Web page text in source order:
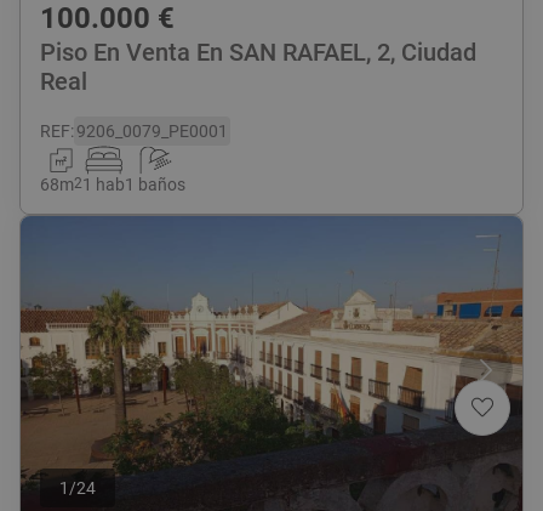
100.000 €
Piso En Venta En SAN RAFAEL, 2, Ciudad
Real
REF:9206_0079_PE0001
68m21 hab1 baños
1 /24